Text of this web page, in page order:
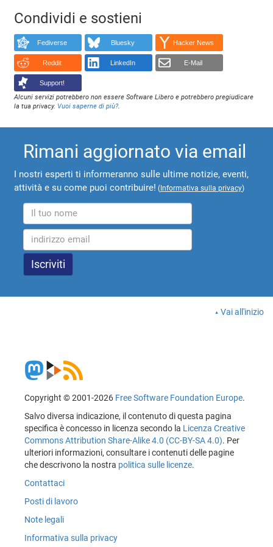
Condividi e sostieni
Fediverse Bluesky Hacker News
Reddit LinkedIn E-Mail
Support!
Alcuni servizi potrebbero non essere Software Libero e potrebbero pregiudicare
la tua privacy. Vuoi saperne di più?.
Rimani aggiornato via email
I nostri esperti ti informeranno sulle ultime notizie, eventi,
attività e su come puoi contribuire! ( Informativa sulla privacy)
Vai all'inizio
Copyright © 2001-2026 Free Software Foundation Europe.
Salvo diversa indicazione, il contenuto di questa pagina
specifica è concesso in licenza secondo la Licenza Creative
Commons Attribution Share-Alike 4.0 (CC-BY-SA 4.0). Per
ulteriori informazioni, consultare i contenuti delle pagine
che descrivono la nostra politica sulle licenze.
Contattaci
Posti di lavoro
Note legali
Informativa sulla privacy